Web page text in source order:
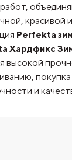
красивой
Perfekta
Хардфикс
и